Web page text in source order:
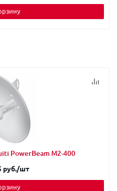
PowerBeam M2-400
руб./шт